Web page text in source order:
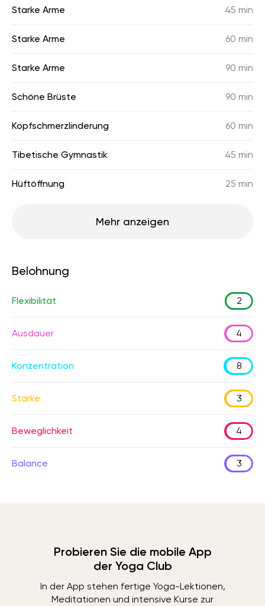
Starke Arme 45 min
Starke Arme 60 min
Starke Arme 90 min
Schöne Brüste 90 min
Kopfschmerzlinderung 60 min
Tibetische Gymnastik 45 min
Hüftöffnung 25 min
Mehr anzeigen
Belohnung
Flexibilität 2
Ausdauer 4
Konzentration 8
Stärke 3
Beweglichkeit 4
Balance 3
Probieren Sie die mobile App
der Yoga Club
In der App stehen fertige Yoga-Lektionen,
Meditationen und intensive Kurse zur